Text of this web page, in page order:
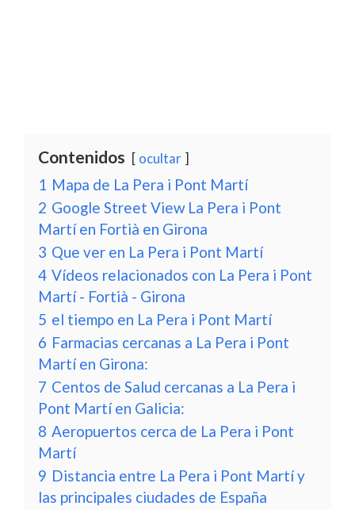
Contenidos ocultar
1 Mapa de La Pera i Pont Martí
2 Google Street View La Pera i Pont
Martí en Fortià en Girona
3 Que ver en La Pera i Pont Martí
4 Vídeos relacionados con La Pera i Pont
Martí - Fortià - Girona
5 el tiempo en La Pera i Pont Martí
6 Farmacias cercanas a La Pera i Pont
Martí en Girona:
7 Centos de Salud cercanas a La Pera i
Pont Martí en Galicia:
8 Aeropuertos cerca de La Pera i Pont
Martí
9 Distancia entre La Pera i Pont Martí y
las principales ciudades de España